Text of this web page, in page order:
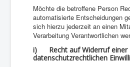
Möchte die betroffene Person
automatisierte Entscheidungen
sich hierzu jederzeit an einen
Verarbeitung Verantwortlichen
i) Recht auf Widerruf einer
datenschutzrechtlichen